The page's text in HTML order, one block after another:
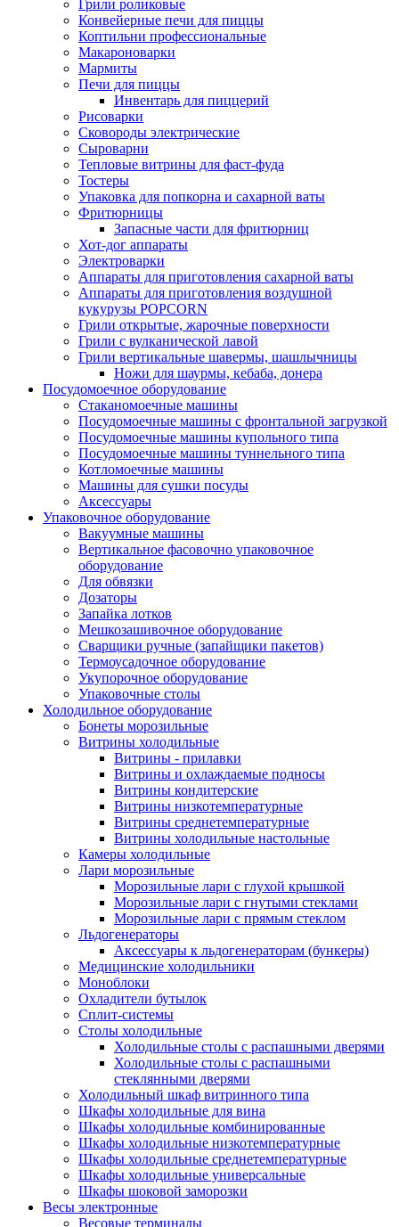
Грили роликовые
Конвейерные печи для пиццы
Коптильни профессиональные
Макароноварки
Мармиты
Печи для пиццы
Инвентарь для пиццерий
Рисоварки
Сковороды электрические
Сыроварни
Тепловые витрины для фаст-фуда
Тостеры
Упаковка для попкорна и сахарной ваты
Фритюрницы
Запасные части для фритюрниц
Хот-дог аппараты
Электроварки
Аппараты для приготовления сахарной ваты
Аппараты для приготовления воздушной
кукурузы POPCORN
Грили открытые, жарочные поверхности
Грили с вулканической лавой
Грили вертикальные шавермы, шашлычницы
Ножи для шаурмы, кебаба, донера
Посудомоечное оборудование
Стаканомоечные машины
Посудомоечные машины с фронтальной загрузкой
Посудомоечные машины купольного типа
Посудомоечные машины туннельного типа
Котломоечные машины
Машины для сушки посуды
Аксессуары
Упаковочное оборудование
Вакуумные машины
Вертикальное фасовочно упаковочное
оборудование
Для обвязки
Дозаторы
Запайка лотков
Мешкозашивочное оборудование
Сварщики ручные (запайщики пакетов)
Термоусадочное оборудование
Укупорочное оборудование
Упаковочные столы
Холодильное оборудование
Бонеты морозильные
Витрины холодильные
Витрины - прилавки
Витрины и охлаждаемые подносы
Витрины кондитерские
Витрины низкотемпературные
Витрины среднетемпературные
Витрины холодильные настольные
Камеры холодильные
Лари морозильные
Морозильные лари с глухой крышкой
Морозильные лари с гнутыми стеклами
Морозильные лари с прямым стеклом
Льдогенераторы
Аксессуары к льдогенераторам (бункеры)
Медицинские холодильники
Моноблоки
Охладители бутылок
Сплит-системы
Столы холодильные
Холодильные столы с распашными дверями
Холодильные столы с распашными
стеклянными дверями
Холодильный шкаф витринного типа
Шкафы холодильные для вина
Шкафы холодильные комбинированные
Шкафы холодильные низкотемпературные
Шкафы холодильные среднетемпературные
Шкафы холодильные универсальные
Шкафы шоковой заморозки
Весы электронные
Весовые терминалы